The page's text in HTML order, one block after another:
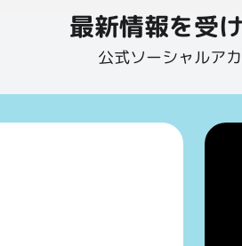
最新情報を受
公式ソーシャルア